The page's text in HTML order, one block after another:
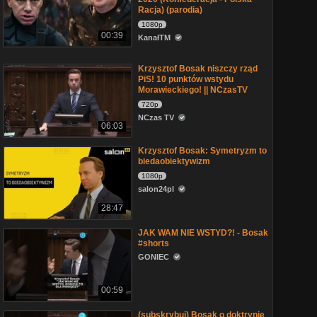
00:39
Racja) (parodia)
1080p
KanałTM
06:03
Krzysztof Bosak niszczy rząd
PiS! 10 punktów wstydu
Morawieckiego! || NCzasTV
720p
NCzas TV
28:47
Krzysztof Bosak: Symetryzm to
biedaobiektywizm
1080p
salon24pl
00:59
JAK WAM NIE WSTYD?! - Bosak
#shorts
GONIEC
(subskrybuj) Bosak o doktrynie